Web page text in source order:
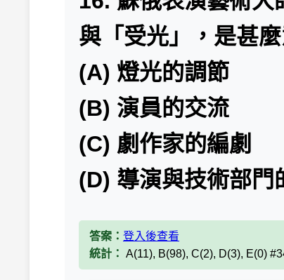
與「受光」，是甚麼
(A) 燈光的調節
(B) 演員的交流
(C) 劇作家的編劇
(D) 導演與技術部門
答案： 登入後查看
統計： A(11), B(98), C(2), D(3), E(0)